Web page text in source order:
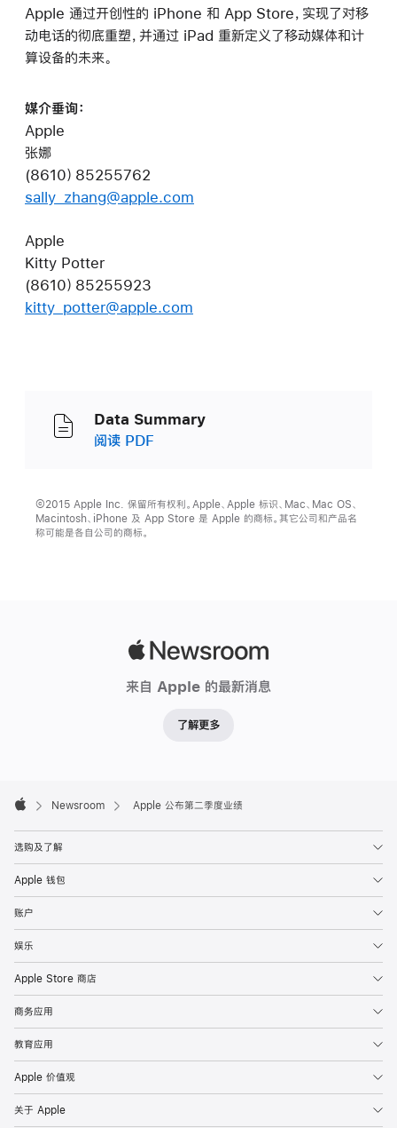
Apple 通过开创性的 iPhone 和 App Store，实现了对移
动电话的彻底重塑，并通过 iPad 重新定义了移动媒体和计
算设备的未来。
媒介垂询：
Apple
张娜
(8610）85255762
sally_zhang@apple.com
Apple
Kitty Potter
(8610）85255923
kitty_potter@apple.com
Data Summary
阅读 PDF
©2015 Apple Inc. 保留所有权利。Apple、Apple 标识、Mac、Mac OS、
Macintosh、iPhone 及 App Store 是 Apple 的商标。其它公司和产品名
称可能是各自公司的商标。
来自 Apple 的最新消息
了解更多
Footer

Newsroom Apple 公布第二季度业绩
选购及了解
Apple 钱包
账户
娱乐
Apple Store 商店
商务应用
教育应用
Apple 价值观
关于 Apple